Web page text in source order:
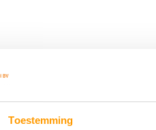
Toestemming
(polyester),
(WxH): 70x32mm, 2370